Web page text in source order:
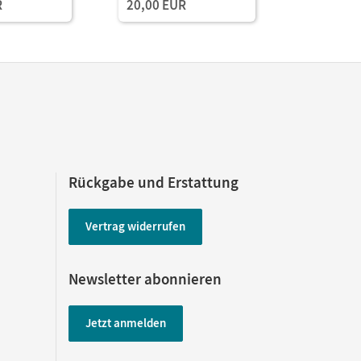
20,00 EUR
Rückgabe und Erstattung
Vertrag widerrufen
Newsletter abonnieren
Jetzt anmelden